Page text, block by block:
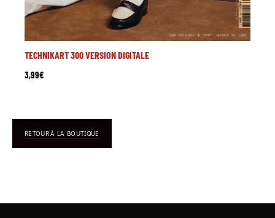
TECHNIKART 300 VERSION DIGITALE
3,99€
RETOUR À LA BOUTIQUE